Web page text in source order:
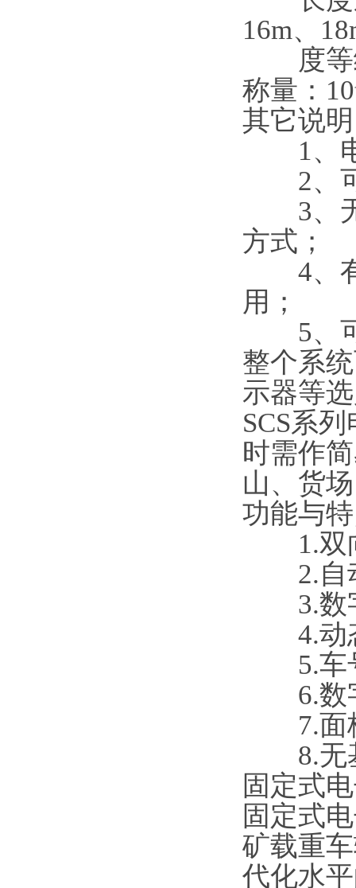
16m、
度等
称量：
其它说
1、电
2、可
3、无
方式；
4、有
用；
5、可
整个系
示器等
SCS系
时需作
山、货
功能与
1.双
2.自
3.数字
4.动态
5.车号
6.数字
7.面板
8.无基
固定式
固定式
矿载重
代化水